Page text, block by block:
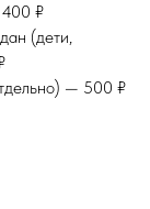
400 ₽
(дети,
— 500 ₽